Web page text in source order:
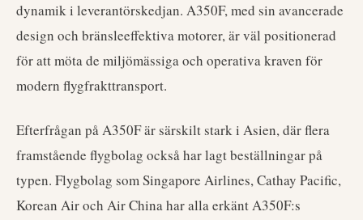
dynamik i leverantörskedjan. A350F, med sin avancerade
design och bränsleeffektiva motorer, är väl positionerad
för att möta de miljömässiga och operativa kraven för
modern flygfrakttransport.
Efterfrågan på A350F är särskilt stark i Asien, där flera
framstående flygbolag också har lagt beställningar på
typen. Flygbolag som Singapore Airlines, Cathay Pacific,
Korean Air och Air China har alla erkänt A350F:s